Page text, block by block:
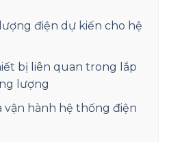
điện dự kiến cho hệ
bị liên quan trong lắp
lượng
vận hành hệ thống điện